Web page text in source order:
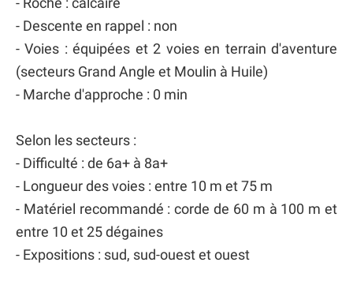
- Descente en rappel : non
- Voies : équipées et 2 voies en terrain d'aventure
(secteurs Grand Angle et Moulin à Huile)
- Marche d'approche : 0 min
Selon les secteurs :
- Difficulté : de 6a+ à 8a+
- Longueur des voies : entre 10 m et 75 m
- Matériel recommandé : corde de 60 m à 100 m et
entre 10 et 25 dégaines
- Expositions : sud, sud-ouest et ouest